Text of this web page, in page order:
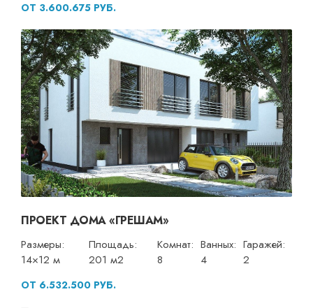
ОТ 3.600.675 РУБ.
ПРОЕКТ ДОМА «ГРЕШАМ»
Размеры:
14×12 м
Площадь:
201 м2
Комнат:
8
Ванных:
4
Гаражей:
2
ОТ 6.532.500 РУБ.